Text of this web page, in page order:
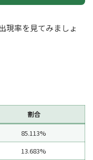
現率を見てみましょ
割合
85.113%
13.683%